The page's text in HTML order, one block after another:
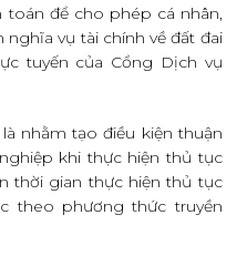
để cho phép cá nhân,
vụ tài chính về đất đai
tuyến của Cổng Dịch vụ
nhằm tạo điều kiện thuận
khi thực hiện thủ tục
thời gian thực hiện thủ tục
theo phương thức truyền